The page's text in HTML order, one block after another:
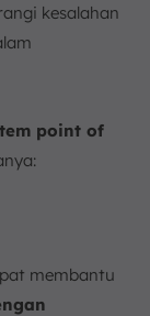
kesalahan
point of
membantu